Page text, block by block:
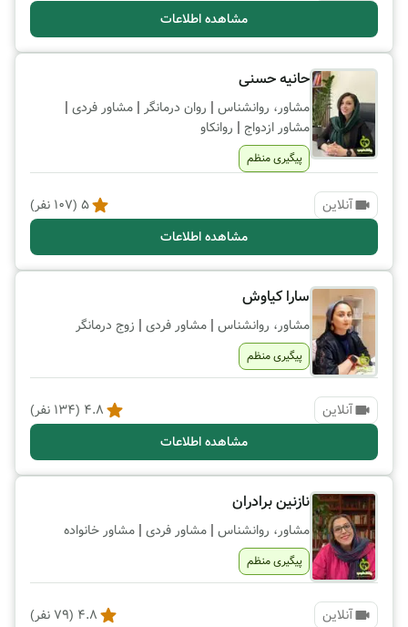
مشاهده اطلاعات
حانیه حسنی
مشاور، روانشناس | روان درمانگر | مشاور فردی |
مشاور ازدواج | روانکاو
پیگیری منظم
آنلاین 5
(
107 نفر)
مشاهده اطلاعات
سارا کیاوش
مشاور، روانشناس | مشاور فردی | زوج درمانگر
پیگیری منظم
آنلاین 4.8
(
134 نفر)
مشاهده اطلاعات
نازنین برادران
مشاور، روانشناس | مشاور فردی | مشاور خانواده
پیگیری منظم
آنلاین 4.8
(
79 نفر)